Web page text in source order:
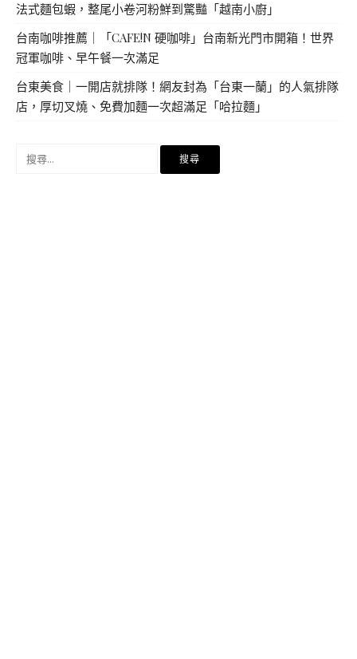
法式麵包蝦，整尾小卷河粉鮮到驚豔「越南小廚」
台南咖啡推薦｜「CAFE!N 硬咖啡」台南新光門市開箱！世界
冠軍咖啡、早午餐一次滿足
台東美食｜一開店就排隊！網友封為「台東一蘭」的人氣排隊
店，厚切叉燒、免費加麵一次超滿足「哈拉麵」